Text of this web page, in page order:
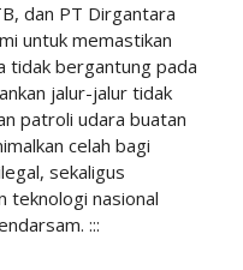
dan PT Dirgantara
untuk memastikan
tidak bergantung pada
jalur-jalur tidak
patroli udara buatan
celah bagi
sekaligus
teknologi nasional
:::